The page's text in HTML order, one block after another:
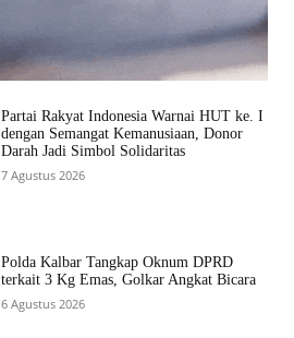
Partai Rakyat Indonesia Warnai HUT ke. I
dengan Semangat Kemanusiaan, Donor
Darah Jadi Simbol Solidaritas
7 Agustus 2026
Polda Kalbar Tangkap Oknum DPRD
terkait 3 Kg Emas, Golkar Angkat Bicara
6 Agustus 2026